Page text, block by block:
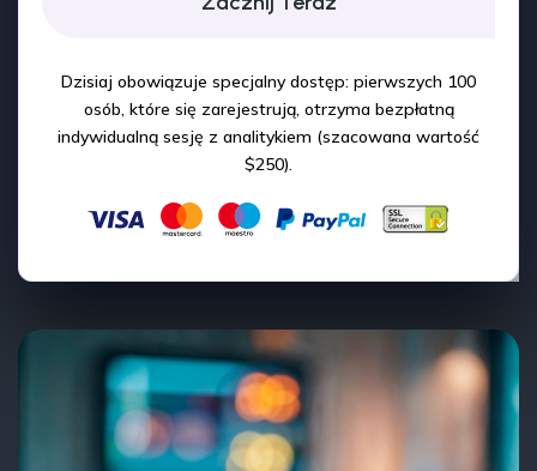
Dzisiaj obowiązuje specjalny dostęp: pierwszych 100
osób, które się zarejestrują, otrzyma bezpłatną
indywidualną sesję z analitykiem (szacowana wartość
$250).